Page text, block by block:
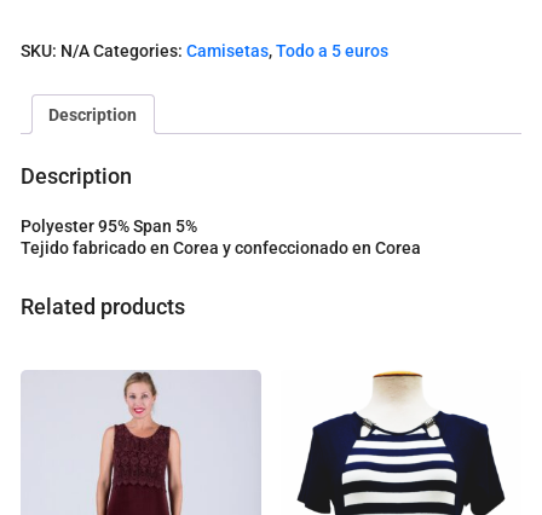
e
o
t
o
a
SKU: N/ACategories: Camisetas,Todo a 5 euros
Description
Description
Polyester 95% Span 5%
Tejido fabricado en Corea y confeccionado en Corea
Related products